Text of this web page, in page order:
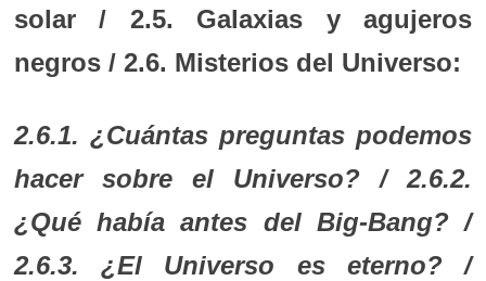
solar / 2.5. Galaxias y agujeros
negros / 2.6. Misterios del Universo:
2.6.1. ¿Cuántas preguntas podemos
hacer sobre el Universo? / 2.6.2.
¿Qué había antes del Big-Bang? /
2.6.3. ¿El Universo es eterno? /